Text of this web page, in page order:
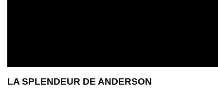
LA SPLENDEUR DE ANDERSON